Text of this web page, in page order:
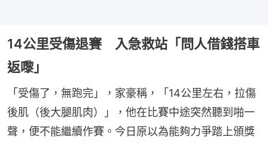
14公里受傷退賽 入急救站「問人借錢搭車
返嚟」
「受傷了，無跑完」，家豪稱，「14公里左右，拉傷
後肌（後大腿肌肉）」，他在比賽中途突然聽到啪一
聲，便不能繼續作賽。今日原以為能夠力爭踏上頒獎